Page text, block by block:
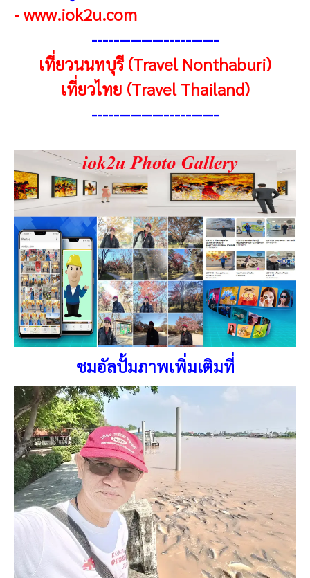
-www.iok2u.com
-----------------------
เที่ยวนนทบุรี (Travel Nonthaburi)
เที่ยวไทย (Travel Thailand)
-----------------------
ชมอัลปั้มภาพเพิ่มเติมที่